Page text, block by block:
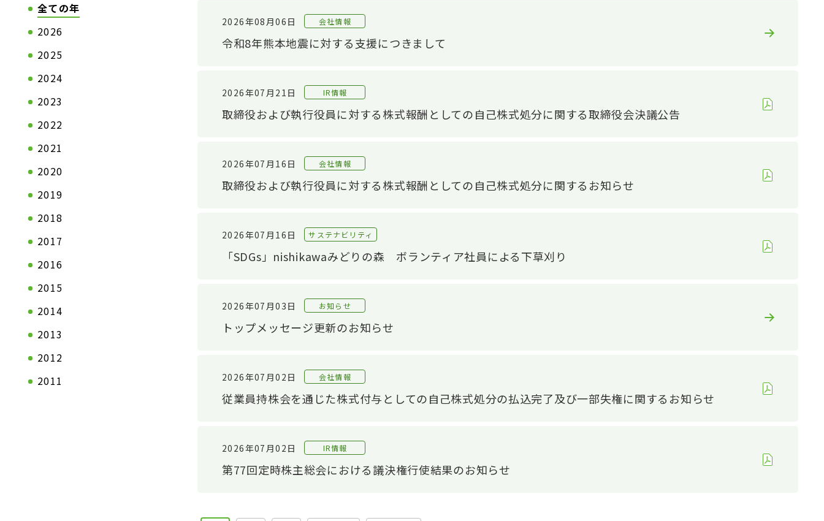
設計/開発技術
自動車シール技術
材料/工法開発
音響評価技術
評価技術
モノづくり技術
押出工程
仕上工程
個人投資家のみなさまへ
環境への取り組み
品質への取り組み
全ての年
2026
2025
2024
2023
2022
2021
2020
2019
2018
2017
2016
2015
2014
2013
2012
2011
2026年08月06日 会社情報
令和8年熊本地震に対する支援につきまして
2026年07月21日 IR情報
取締役および執行役員に対する株式報酬としての自己株式処分に関する取締役会決議公告
2026年07月16日 会社情報
取締役および執行役員に対する株式報酬としての自己株式処分に関するお知らせ
2026年07月16日 サステナビリティ
「SDGs」nishikawaみどりの森 ボランティア社員による下草刈り
2026年07月03日 お知らせ
トップメッセージ更新のお知らせ
2026年07月02日 会社情報
従業員持株会を通じた株式付与としての自己株式処分の払込完了及び一部失権に関するお知らせ
2026年07月02日 IR情報
第77回定時株主総会における議決権行使結果のお知らせ